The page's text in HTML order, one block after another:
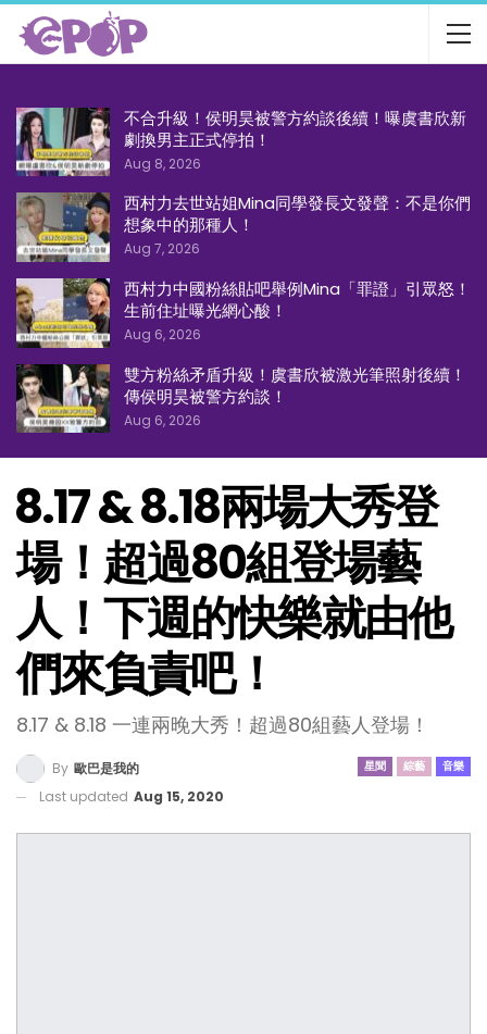
不合升級！侯明昊被警方約談後續！曝虞書欣新
劇換男主正式停拍！
Aug 8, 2026
西村力去世站姐Mina同學發長文發聲：不是你們
想象中的那種人！
Aug 7, 2026
西村力中國粉絲貼吧舉例Mina「罪證」引眾怒！
生前住址曝光網心酸！
Aug 6, 2026
雙方粉絲矛盾升級！虞書欣被激光筆照射後續！
傳侯明昊被警方約談！
Aug 6, 2026
8.17 & 8.18兩場大秀登
場！超過80組登場藝
人！下週的快樂就由他
們來負責吧！
8.17 & 8.18 一連兩晚大秀！超過80組藝人登場！
星聞 綜藝 音樂
By 歐巴是我的
Last updated Aug 15, 2020